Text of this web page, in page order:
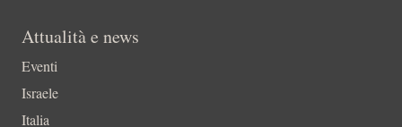
Attualità e news
Eventi
Israele
Italia